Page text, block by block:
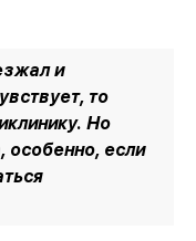
и
то
Но
особенно, если